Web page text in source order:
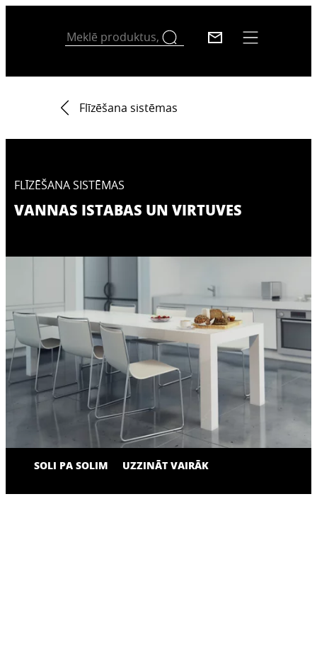
Flīzēšana sistēmas
FLĪZĒŠANA SISTĒMAS
VANNAS ISTABAS UN VIRTUVES
SOLI PA SOLIM UZZINĀT VAIRĀK